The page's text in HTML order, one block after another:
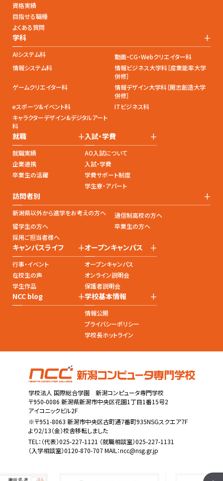
資格実績
目指せる職種
よくある質問
学科 +
AIシステム科
動画・CG・Webクリエイター科
情報システム科
情報ビジネス大学科［産業能率大学
併修］
ゲームクリエイター科
情報デザイン大学科［開志創造大学
併修］
eスポーツ&イベント科
ITビジネス科
キャラクターデザイン&デジタルアート
科
就職 +
就職実績
企業連携
卒業生の活躍
入試・学費 +
AO入試について
入試・学費
学費サポート制度
学生寮・アパート
訪問者別 +
新潟県以外から進学をお考えの方へ
通信制高校の方へ
留学生の方へ
卒業生の方へ
採用ご担当者様へ
キャンパスライフ +
行事・イベント
在校生の声
学生作品
オープンキャンパス +
オープンキャンパス
オンライン説明会
保護者説明会
NCC blog +学校基本情報 +
情報公開
プライバシーポリシー
学校長ホットライン
学校法人 国際総合学園 新潟コンピュータ専門学校
〒950-0086 新潟県新潟市中央区花園1丁目1番15号2
アイコニックビル2F
※〒951-8063 新潟市中央区古町通7番町935NSGスクエア7F
より2/13（金）校舎移転しました
TEL： （代表）025-227-1121 （就職相談室）025-227-1131
（入学相談室）0120-870-707 MAIL：ncc@nsg.gr.jp